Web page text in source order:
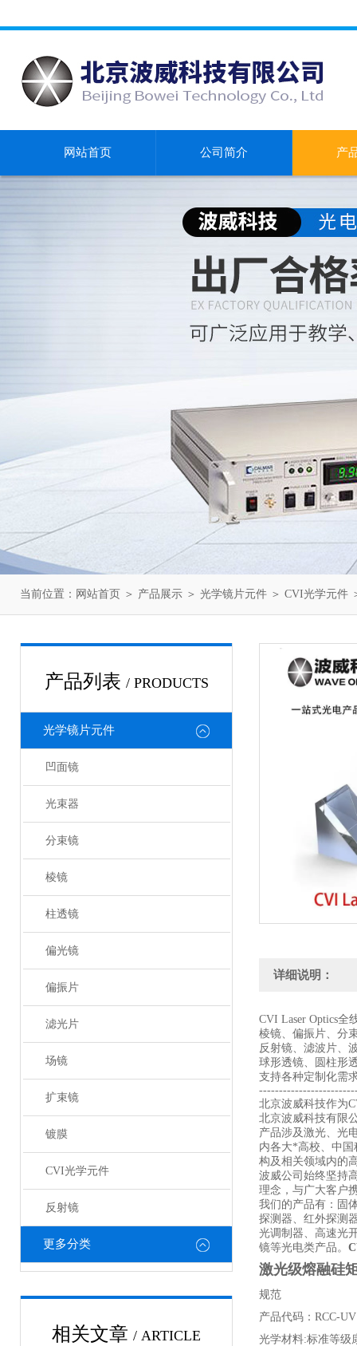
网站首页 公司简介 产
当前位置： 网站首页 ＞ 产品展示 ＞ 光学镜片元件 ＞ CVI光学元件
产品列表 / PRODUCTS
光学镜片元件
凹面镜
光束器
分束镜
棱镜
柱透镜
偏光镜
偏振片
滤光片
场镜
扩束镜
镀膜
CVI光学元件
反射镜
更多分类
相关文章 / ARTICLE
详细说明：
CVI Laser Optics全
棱镜、偏振片、分
反射镜、滤波片、
球形透镜、圆柱形
支持各种定制化需
北京波威科技作为
北京波威科技有限
产品涉及激光、光
内各大*高校、中
构及相关领域内的
波威公司始终坚持
理念，与广大客户
我们的产品有：固
探测器、红外探测
光调制器、高速光
镜等光电类产品。
激光级熔融硅
规范
产品代码：RCC-UV
光学材料:标准等级